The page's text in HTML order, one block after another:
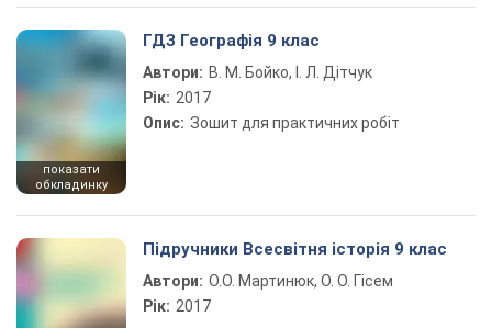
показати
обкладинку
ГДЗ Географія 9 клас
Автори: В. М. Бойко, І. Л. Дітчук
Рік: 2017
Опис: Зошит для практичних робіт
Підручники Всесвітня історія 9 клас
Автори: О.О. Мартинюк, О. О. Гісем
Рік: 2017